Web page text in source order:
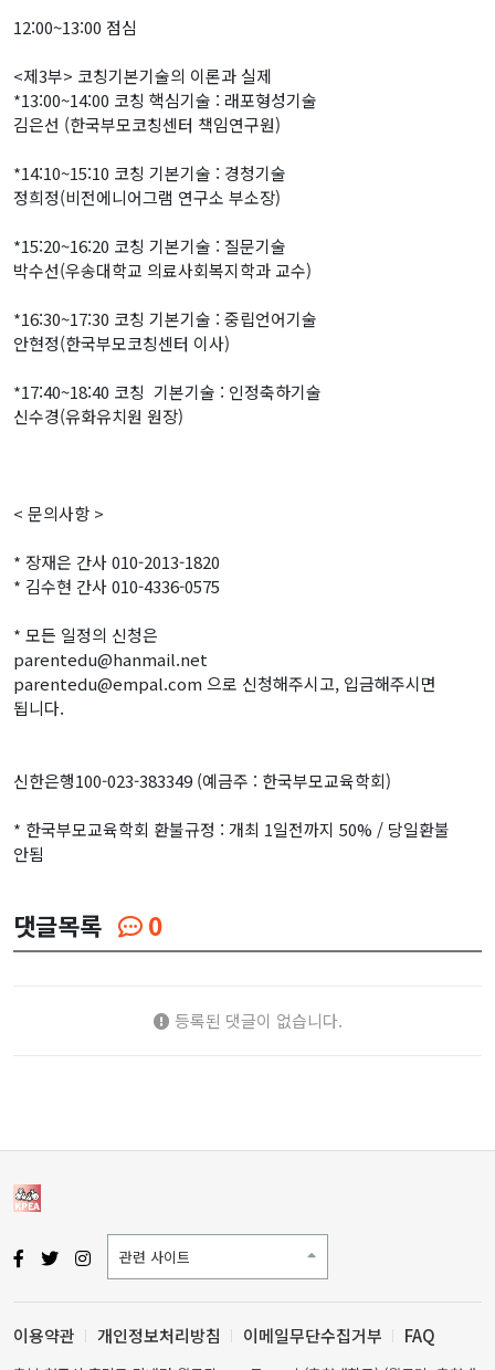
12:00~13:00 점심
<제3부> 코칭기본기술의 이론과 실제
*13:00~14:00 코칭 핵심기술 : 래포형성기술
김은선 (한국부모코칭센터 책임연구원)
*14:10~15:10 코칭 기본기술 : 경청기술
정희정(비전에니어그램 연구소 부소장)
*15:20~16:20 코칭 기본기술 : 질문기술
박수선(우송대학교 의료사회복지학과 교수)
*16:30~17:30 코칭 기본기술 : 중립언어기술
안현정(한국부모코칭센터 이사)
*17:40~18:40 코칭 기본기술 : 인정축하기술
신수경(유화유치원 원장)
< 문의사항 >
* 장재은 간사 010-2013-1820
* 김수현 간사 010-4336-0575
* 모든 일정의 신청은
parentedu@hanmail.net
parentedu@empal.com 으로 신청해주시고, 입금해주시면
됩니다.
신한은행100-023-383349 (예금주 : 한국부모교육학회)
* 한국부모교육학회 환불규정 : 개최 1일전까지 50% / 당일환불
안됨
댓글목록 0
등록된 댓글이 없습니다.
관련 사이트
이용약관 개인정보처리방침 이메일무단수집거부 FAQ